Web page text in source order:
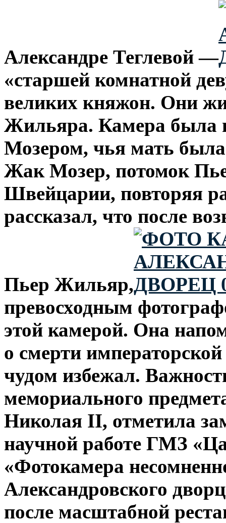
Александре Теглевой —
«старшей комнатной
великих княжон. Они
Жильяра. Камера была
Мозером, чья мать
Жак Мозер, потомок
Швейцарии, повторяя
рассказал, что после
Пьер Жильяр,
превосходным
этой камерой. Она
о смерти
чудом избежал.
мемориального
Николая II, отметила
научной работе ГМЗ
«Фотокамера
Александровского
после масштабной